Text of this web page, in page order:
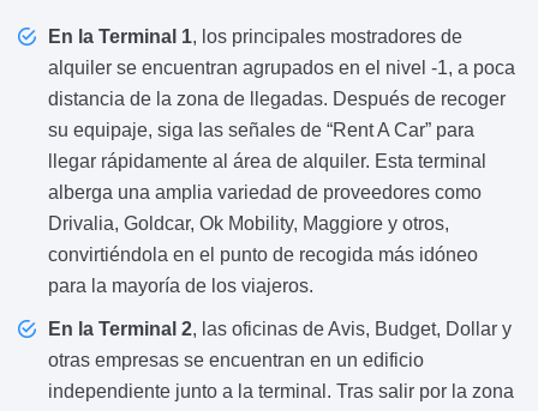
En la Terminal 1, los principales mostradores de
alquiler se encuentran agrupados en el nivel -1, a poca
distancia de la zona de llegadas. Después de recoger
su equipaje, siga las señales de “Rent A Car” para
llegar rápidamente al área de alquiler. Esta terminal
alberga una amplia variedad de proveedores como
Drivalia, Goldcar, Ok Mobility, Maggiore y otros,
convirtiéndola en el punto de recogida más idóneo
para la mayoría de los viajeros.
En la Terminal 2, las oficinas de Avis, Budget, Dollar y
otras empresas se encuentran en un edificio
independiente junto a la terminal. Tras salir por la zona